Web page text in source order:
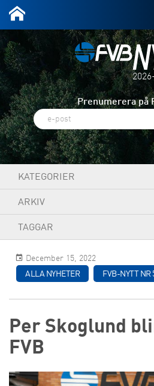
Prenumerera på
KATEGORIER
ARKIV
TAGGAR
December 15, 2022
ALLA NYHETER
FVB-NYTT NR
Per Skoglund
FVB